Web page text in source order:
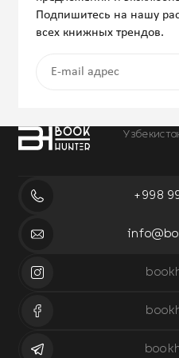
+998
Подпишитесь на нашу
всех книжных трендов.